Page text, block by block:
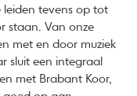
leiden tevens op tot
staan. Van onze
met en door muziek
sluit een integraal
met Brabant Koor,